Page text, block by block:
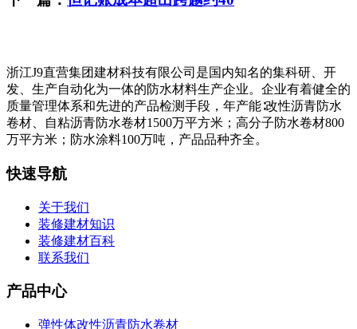
浙江J9直营集团建材科技有限公司是国内知名的集科研、开
发、生产自动化为一体的防水材料生产企业。企业有着健全的
质量管理体系和先进的产品检测手段，年产能∶改性沥青防水
卷材、自粘沥青防水卷材1500万平方米；高分子防水卷材800
万平方米；防水涂料100万吨，产品品种齐全。
快速导航
关于我们
装修建材知识
装修建材百科
联系我们
产品中心
弹性体改性沥青防水卷材